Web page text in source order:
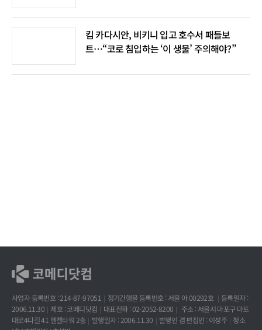
킴 카다시안, 비키니 입고 호수서 패들보
트…“코로 침입하는 ‘이 생물’ 주의해야?”
사업자 등록번호 : 214-87-97051 정기간행물 등록번호 : 서울 아 00292호
등록일자 :
2006.11.30
제호 : 코메디닷컴 대표전화 : 02-2052-8200
주소 : 서울시 마포구 마포
대로4다길 41 헨켈타워 2층
발행일자 : 2006.11.30 발행인 겸 편집인 : 이성주
청소